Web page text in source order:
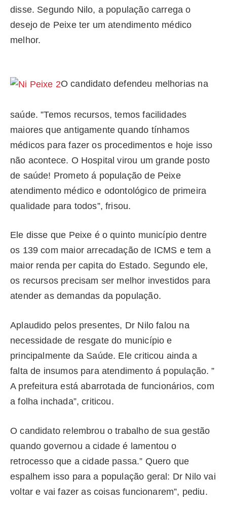
disse. Segundo Nilo, a população carrega o
desejo de Peixe ter um atendimento médico
melhor.
O candidato defendeu melhorias na
saúde. ”Temos recursos, temos facilidades
maiores que antigamente quando tínhamos
médicos para fazer os procedimentos e hoje isso
não acontece. O Hospital virou um grande posto
de saúde! Prometo á população de Peixe
atendimento médico e odontológico de primeira
qualidade para todos”, frisou.
Ele disse que Peixe é o quinto município dentre
os 139 com maior arrecadação de ICMS e tem a
maior renda per capita do Estado. Segundo ele,
os recursos precisam ser melhor investidos para
atender as demandas da população.
Aplaudido pelos presentes, Dr Nilo falou na
necessidade de resgate do município e
principalmente da Saúde. Ele criticou ainda a
falta de insumos para atendimento á população. ”
A prefeitura está abarrotada de funcionários, com
a folha inchada”, criticou.
O candidato relembrou o trabalho de sua gestão
quando governou a cidade é lamentou o
retrocesso que a cidade passa.” Quero que
espalhem isso para a população geral: Dr Nilo vai
voltar e vai fazer as coisas funcionarem”, pediu.